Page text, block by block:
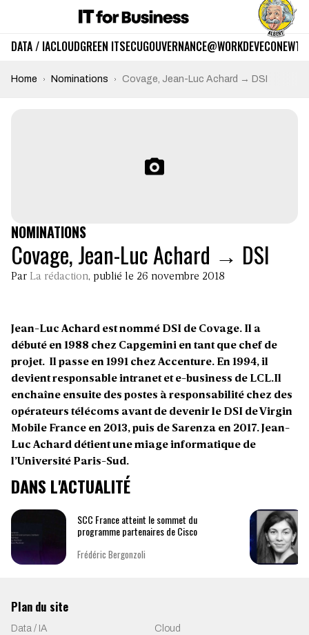
DATA / IACLOUDGREEN ITSECUGOUVERNANCE@WORKDEVECO
Home Nominations Covage, Jean-Luc Achard → DSI
NOMINATIONS
Covage, Jean-Luc Achard → DSI
Par La rédaction, publié le 26 novembre 2018
Jean-Luc Achard est nommé DSI de Covage. Il a
débuté en 1988 chez Capgemini en tant que chef de
projet. Il passe en 1991 chez Accenture. En 1994, il
devient responsable intranet et e-business de LCL.Il
enchaîne ensuite des postes à responsabilité chez des
opérateurs télécoms avant de devenir le DSI de Virgin
Mobile France en 2013, puis de Sarenza en 2017. Jean-
Luc Achard détient une miage informatique de
l’Université Paris-Sud.
DANS L'ACTUALITÉ
SCC France atteint le sommet du
programme partenaires de Cisco
Frédéric Bergonzoli
Plan du site
Data / IA
Cloud